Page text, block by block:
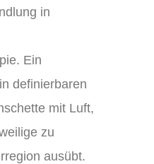
in
Ein
definierbaren
mit Luft,
zu
ausübt.